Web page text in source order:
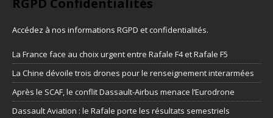
RGPD Confidentialités
Accédez à nos informations RGPD et confidentialités.
La France face au choix urgent entre Rafale F4 et Rafale F5
La Chine dévoile trois drones pour le renseignement interarmées
Après le SCAF, le conflit Dassault-Airbus menace l’Eurodrone
Dassault Aviation : le Rafale porte les résultats semestriels